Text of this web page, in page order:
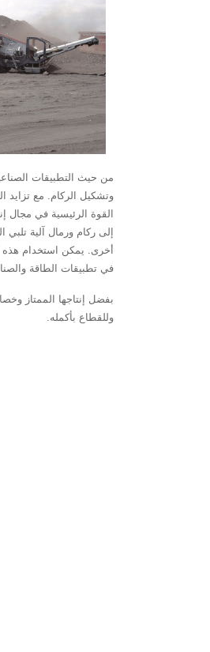
القوة الرئيسية في مجال
إلى ركام ورمال آلية
في تطبيقات الطاقة
وللقطاع بأكمله.